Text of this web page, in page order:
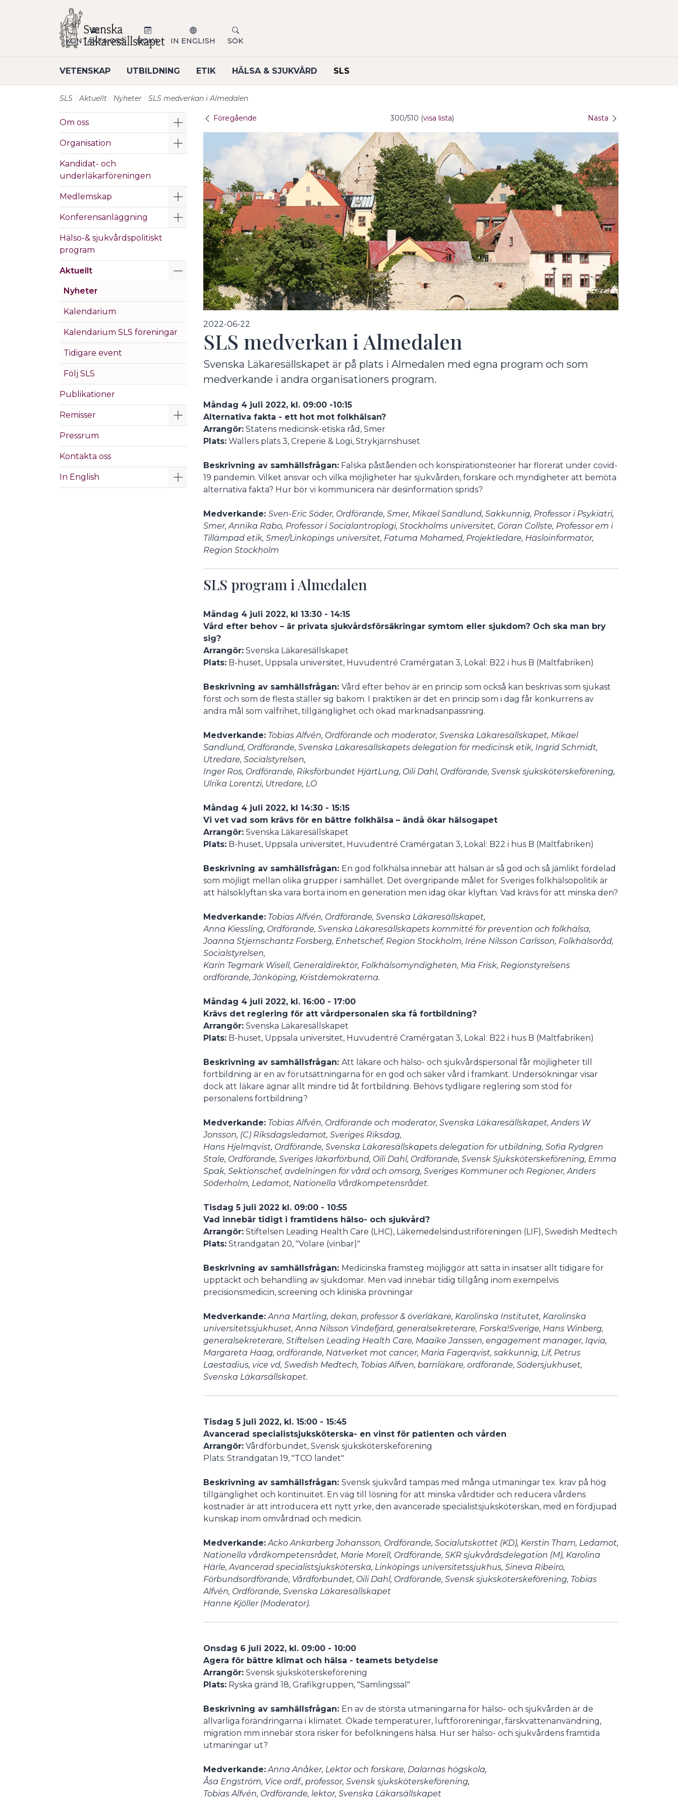
VETENSKAP UTBILDNING ETIK HÄLSA & SJUKVÅRD SLS
KONTAKTA OSS BOKA IN ENGLISH SÖK
SLS Aktuellt Nyheter SLS medverkan i Almedalen
Om oss Visa/Göm undermeny
Organisation Visa/Göm undermeny
Kandidat- och
underläkarföreningen
Medlemskap Visa/Göm undermeny
Konferensanläggning Visa/Göm undermeny
Hälso-& sjukvårdspolitiskt
program
Aktuellt Visa/Göm undermeny
Nyheter
Kalendarium
Kalendarium SLS föreningar
Tidigare event
Följ SLS
Publikationer
Remisser Visa/Göm undermeny
Pressrum
Kontakta oss
In English Visa/Göm undermeny
Föregående 300/510 (visa lista) Nästa
2022-06-22
SLS medverkan i Almedalen
Svenska Läkaresällskapet är på plats i Almedalen med egna program och som
medverkande i andra organisationers program.
Måndag 4 juli 2022, kl. 09:00 -10:15
Alternativa fakta - ett hot mot folkhälsan?
Arrangör: Statens medicinsk-etiska råd, Smer
Plats: Wallers plats 3, Creperie & Logi, Strykjärnshuset
Beskrivning av samhällsfrågan: Falska påståenden och konspirationsteorier har florerat under covid-
19 pandemin. Vilket ansvar och vilka möjligheter har sjukvården, forskare och myndigheter att bemöta
alternativa fakta? Hur bör vi kommunicera när desinformation sprids?
Medverkande: Sven-Eric Söder, Ordförande, Smer, Mikael Sandlund, Sakkunnig, Professor i Psykiatri,
Smer, Annika Rabo, Professor i Socialantroplogi, Stockholms universitet, Göran Collste, Professor em i
Tillämpad etik, Smer/Linköpings universitet, Fatuma Mohamed, Projektledare, Häsloinformatör,
Region Stockholm
SLS program i Almedalen
Måndag 4 juli 2022, kl 13:30 - 14:15
Vård efter behov – är privata sjukvårdsförsäkringar symtom eller sjukdom? Och ska man bry
sig?
Arrangör: Svenska Läkaresällskapet
Plats: B-huset, Uppsala universitet, Huvudentré Cramérgatan 3, Lokal: B22 i hus B (Maltfabriken)
Beskrivning av samhällsfrågan: Vård efter behov är en princip som också kan beskrivas som sjukast
först och som de flesta ställer sig bakom. I praktiken är det en princip som i dag får konkurrens av
andra mål som valfrihet, tillgänglighet och ökad marknadsanpassning.
Medverkande: Tobias Alfvén, Ordförande och moderator, Svenska Läkaresällskapet, Mikael
Sandlund, Ordförande, Svenska Läkaresällskapets delegation för medicinsk etik, Ingrid Schmidt,
Utredare, Socialstyrelsen,
Inger Ros, Ordförande, Riksförbundet HjärtLung, Oili Dahl, Ordförande, Svensk sjuksköterskeförening,
Ulrika Lorentzi, Utredare, LO
Måndag 4 juli 2022, kl 14:30 - 15:15
Vi vet vad som krävs för en bättre folkhälsa – ändå ökar hälsogapet
Arrangör: Svenska Läkaresällskapet
Plats: B-huset, Uppsala universitet, Huvudentré Cramérgatan 3, Lokal: B22 i hus B (Maltfabriken)
Beskrivning av samhällsfrågan: En god folkhälsa innebär att hälsan är så god och så jämlikt fördelad
som möjligt mellan olika grupper i samhället. Det övergripande målet för Sveriges folkhälsopolitik är
att hälsoklyftan ska vara borta inom en generation men idag ökar klyftan. Vad krävs för att minska den?
Medverkande: Tobias Alfvén, Ordförande, Svenska Läkaresällskapet,
Anna Kiessling, Ordförande, Svenska Läkaresällskapets kommitté för prevention och folkhälsa,
Joanna Stjernschantz Forsberg, Enhetschef, Region Stockholm, Iréne Nilsson Carlsson, Folkhälsoråd,
Socialstyrelsen,
Karin Tegmark Wisell, Generaldirektör, Folkhälsomyndigheten, Mia Frisk, Regionstyrelsens
ordförande, Jönköping, Kristdemokraterna.
Måndag 4 juli 2022, kl. 16:00 - 17:00
Krävs det reglering för att vårdpersonalen ska få fortbildning?
Arrangör: Svenska Läkaresällskapet
Plats: B-huset, Uppsala universitet, Huvudentré Cramérgatan 3, Lokal: B22 i hus B (Maltfabriken)
Beskrivning av samhällsfrågan: Att läkare och hälso- och sjukvårdspersonal får möjligheter till
fortbildning är en av förutsättningarna för en god och säker vård i framkant. Undersökningar visar
dock att läkare ägnar allt mindre tid åt fortbildning. Behövs tydligare reglering som stöd för
personalens fortbildning?
Medverkande: Tobias Alfvén, Ordförande och moderator, Svenska Läkaresällskapet, Anders W
Jonsson, (C) Riksdagsledamot, Sveriges Riksdag,
Hans Hjelmqvist, Ordförande, Svenska Läkaresällskapets delegation för utbildning, Sofia Rydgren
Stale, Ordförande, Sveriges läkarförbund, Oili Dahl, Ordförande, Svensk Sjuksköterskeförening, Emma
Spak, Sektionschef, avdelningen för vård och omsorg, Sveriges Kommuner och Regioner, Anders
Söderholm, Ledamot, Nationella Vårdkompetensrådet.
Tisdag 5 juli 2022 kl. 09:00 - 10:55
Vad innebär tidigt i framtidens hälso- och sjukvård?
Arrangör: Stiftelsen Leading Health Care (LHC), Läkemedelsindustriföreningen (LIF), Swedish Medtech
Plats: Strandgatan 20, "Volare (vinbar)"
Beskrivning av samhällsfrågan: Medicinska framsteg möjliggör att sätta in insatser allt tidigare för
upptäckt och behandling av sjukdomar. Men vad innebär tidig tillgång inom exempelvis
precisionsmedicin, screening och kliniska prövningar
Medverkande: Anna Martling, dekan, professor & överläkare, Karolinska Institutet, Karolinska
universitetssjukhuset, Anna Nilsson Vindefjärd, generalsekreterare, Forska!Sverige, Hans Winberg,
generalsekreterare, Stiftelsen Leading Health Care, Maaike Janssen, engagement manager, Iqvia,
Margareta Haag, ordförande, Nätverket mot cancer, Maria Fagerqvist, sakkunnig, Lif, Petrus
Laestadius, vice vd, Swedish Medtech, Tobias Alfven, barnläkare, ordförande, Södersjukhuset,
Svenska Läkarsällskapet.
Tisdag 5 juli 2022, kl. 15:00 - 15:45
Avancerad specialistsjuksköterska- en vinst för patienten och vården
Arrangör: Vårdförbundet, Svensk sjuksköterskeförening
Plats: Strandgatan 19, "TCO landet"
Beskrivning av samhällsfrågan: Svensk sjukvård tampas med många utmaningar tex. krav på hög
tillgänglighet och kontinuitet. En väg till lösning för att minska vårdtider och reducera vårdens
kostnader är att introducera ett nytt yrke, den avancerade specialistsjuksköterskan, med en fördjupad
kunskap inom omvårdnad och medicin.
Medverkande: Acko Ankarberg Johansson, Ordförande, Socialutskottet (KD), Kerstin Tham, Ledamot,
Nationella vårdkompetensrådet, Marie Morell, Ordförande, SKR sjukvårdsdelegation (M), Karolina
Härle, Avancerad specialistsjuksköterska, Linköpings universitetssjukhus, Sineva Ribeiro,
Förbundsordförande, Vårdförbundet, Oili Dahl, Ordförande, Svensk sjuksköterskeförening, Tobias
Alfvén, Ordförande, Svenska Läkaresällskapet
Hanne Kjöller (Moderator).
Onsdag 6 juli 2022, kl. 09:00 - 10:00
Agera för bättre klimat och hälsa - teamets betydelse
Arrangör: Svensk sjuksköterskeförening
Plats: Ryska gränd 18, Grafikgruppen, "Samlingssal"
Beskrivning av samhällsfrågan: En av de största utmaningarna för hälso- och sjukvården är de
allvarliga förändringarna i klimatet. Ökade temperaturer, luftföroreningar, färskvattenanvändning,
migration mm innebär stora risker för befolkningens hälsa. Hur ser hälso- och sjukvårdens framtida
utmaningar ut?
Medverkande: Anna Anåker, Lektor och forskare, Dalarnas högskola,
Åsa Engström, Vice ordf., professor, Svensk sjuksköterskeförening,
Tobias Alfvén, Ordförande, lektor, Svenska Läkarsällskapet